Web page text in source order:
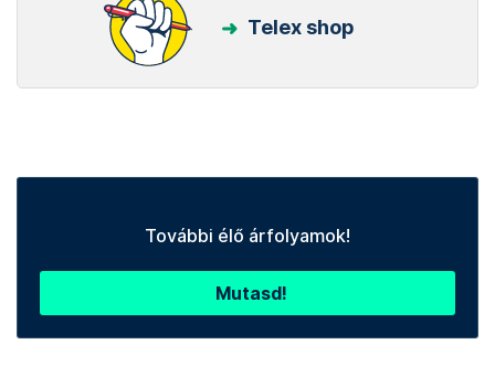
Telex shop
További élő árfolyamok!
Mutasd!